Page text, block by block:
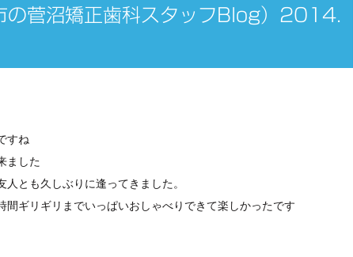
菅沼矯正歯科スタッフBlog）2014.
すね
ました
とも久しぶりに逢ってきました。
ギリギリまでいっぱいおしゃべりできて楽しかったです